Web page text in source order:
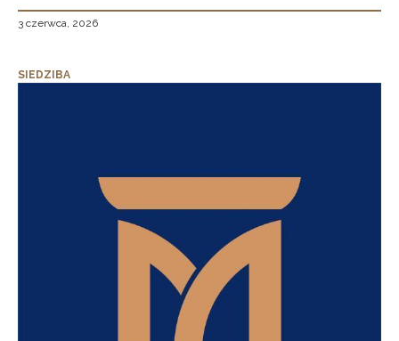
3 czerwca, 2026
SIEDZIBA